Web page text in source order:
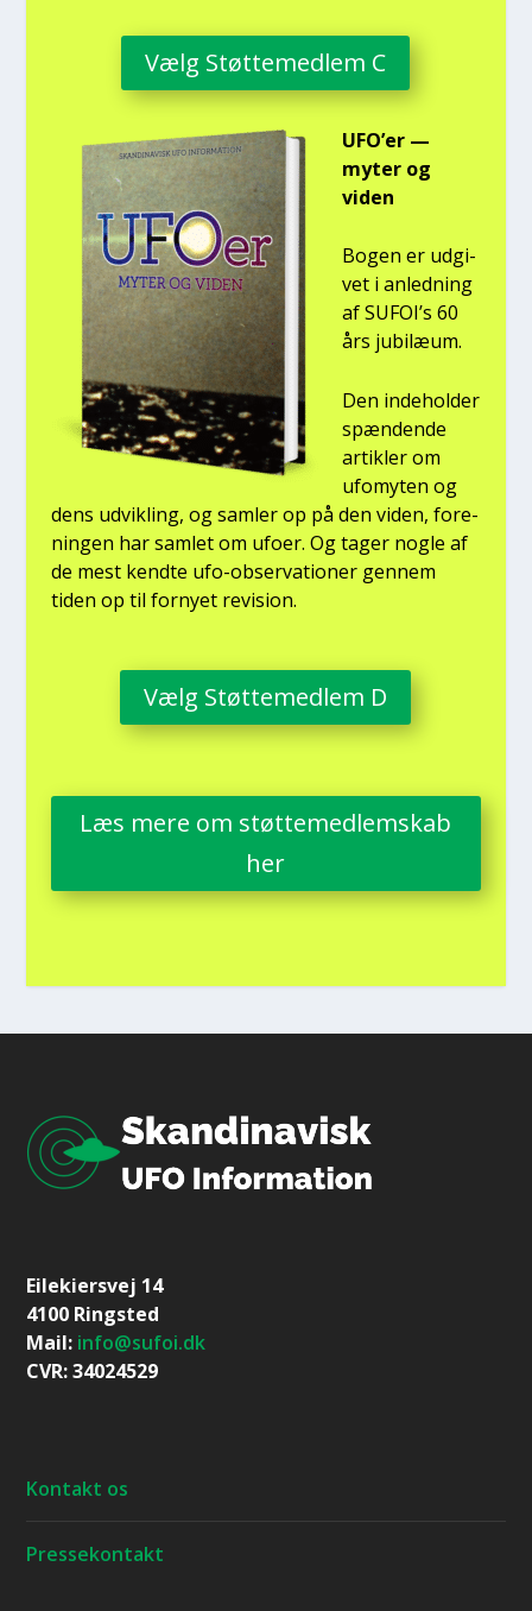
Vælg Støt­te­med­lem C
UFO’er —
myter og
viden
Bogen er udgi­
vet i anled­ning
af SUFOI’s 60
års jubilæum.
Den inde­hol­der
spæn­den­de
artik­ler om
ufo­myten og
dens udvik­ling, og sam­ler op på den viden, for­e­
nin­gen har sam­let om ufo­er. Og tager nog­le af
de mest kend­te ufo-obser­va­tio­ner gen­nem
tiden op til for­ny­et revi­sion.
Vælg Støt­te­med­lem D
Læs mere om støt­te­med­lem­skab
her
Eilekiersvej 14
4100 Ringsted
Mail: info@sufoi.dk
CVR: 34024529
Kontakt os
Pressekontakt